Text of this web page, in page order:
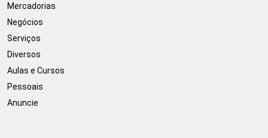
Mercadorias
Negócios
Serviços
Diversos
Aulas e Cursos
Pessoais
Anuncie